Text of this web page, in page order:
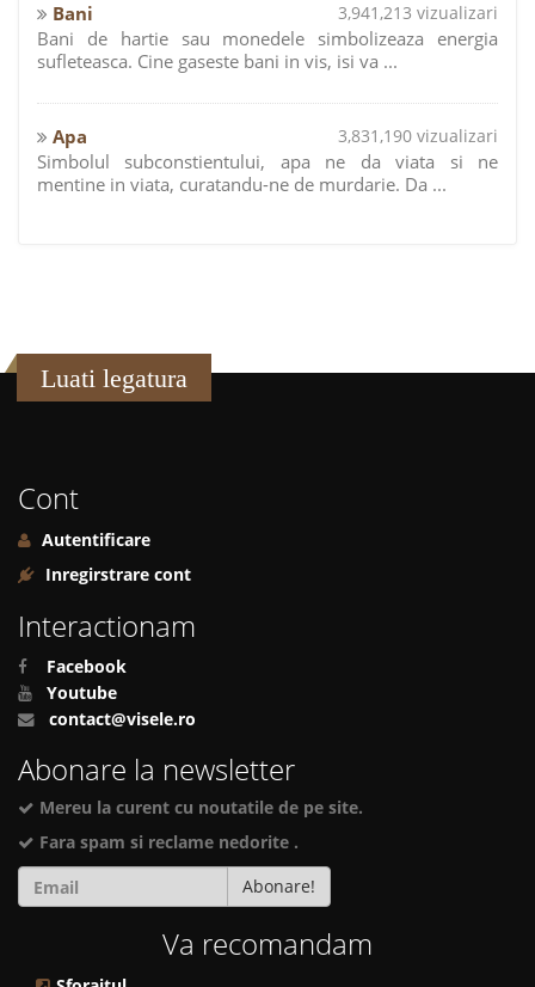
Bani 3,941,213 vizualizari
Bani de hartie sau monedele simbolizeaza energia
sufleteasca. Cine gaseste bani in vis, isi va ...
Apa 3,831,190 vizualizari
Simbolul subconstientului, apa ne da viata si ne
mentine in viata, curatandu-ne de murdarie. Da ...
Luati legatura
Cont
Autentificare
Inregirstrare cont
Interactionam
Facebook
Youtube
contact@visele.ro
Abonare la newsletter
Mereu la curent cu noutatile de pe site.
Fara spam si reclame nedorite .
Abonare!
Va recomandam